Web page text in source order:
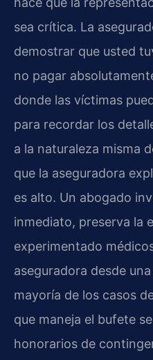
sea crítica. La
demostrar que usted
no pagar
donde las víctimas
para recordar los
a la naturaleza misma
que la aseguradora
es alto. Un abogado
inmediato, preserva la
experimentado
aseguradora desde
mayoría de los casos
que maneja el bufete
honorarios de